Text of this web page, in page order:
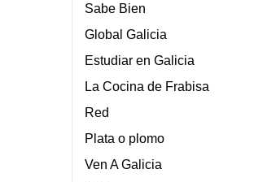
Sabe Bien
Global Galicia
Estudiar en Galicia
La Cocina de Frabisa
Red
Plata o plomo
Ven A Galicia